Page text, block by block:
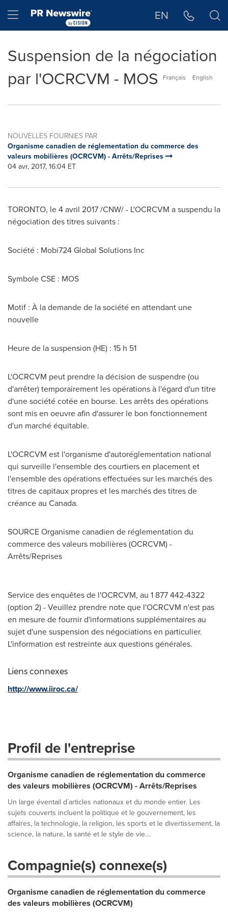
Hamburger menu EN
Suspension de la négociation
par l'OCRCVM - MOS
Français English
NOUVELLES FOURNIES PAR
Organisme canadien de réglementation du commerce des
valeurs mobilières (OCRCVM) - Arrêts/Reprises
04 avr, 2017, 16:04 ET
TORONTO, le 4 avril 2017 /CNW/ - L'OCRCVM a suspendu la
négociation des titres suivants :
Société : Mobi724 Global Solutions Inc
Symbole CSE : MOS
Motif : À la demande de la société en attendant une
nouvelle
Heure de la suspension (HE) : 15 h 51
L'OCRCVM peut prendre la décision de suspendre (ou
d'arrêter) temporairement les opérations à l'égard d'un titre
d'une société cotée en bourse. Les arrêts des opérations
sont mis en oeuvre afin d'assurer le bon fonctionnement
d'un marché équitable.
L'OCRCVM est l'organisme d'autoréglementation national
qui surveille l'ensemble des courtiers en placement et
l'ensemble des opérations effectuées sur les marchés des
titres de capitaux propres et les marchés des titres de
créance au Canada.
SOURCE Organisme canadien de réglementation du
commerce des valeurs mobilières (OCRCVM) -
Arrêts/Reprises
Service des enquêtes de l'OCRCVM, au 1 877 442-4322
(option 2) - Veuillez prendre note que l'OCRCVM n'est pas
en mesure de fournir d'informations supplémentaires au
sujet d'une suspension des négociations en particulier.
L'information est restreinte aux questions générales.
Liens connexes
http://www.iiroc.ca/
Profil de l'entreprise
Organisme canadien de réglementation du commerce
des valeurs mobilières (OCRCVM) - Arrêts/Reprises
Un large éventail d´articles nationaux et du monde entier. Les
sujets couverts incluent la politique et le gouvernement, les
affaires, la technologie, la religion, les sports et le divertissement, la
science, la nature, la santé et le style de vie....
Compagnie(s) connexe(s)
Organisme canadien de réglementation du commerce
des valeurs mobilières (OCRCVM)